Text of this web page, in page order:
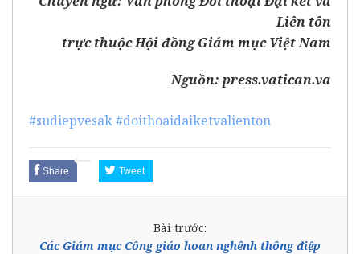
Liên tôn
trực thuộc Hội đồng Giám mục Việt Nam
Nguồn: press.vatican.va
#sudiepvesak#doithoaidaiketvalienton
Share Tweet
Bài trước:
Các Giám mục Công giáo hoan nghênh thông điệp